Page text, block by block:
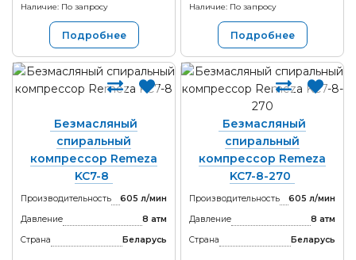
Наличие: По запросу
Подробнее
Наличие: По запросу
Подробнее
Безмасляный
спиральный
компрессор Remeza
KC7-8
Производительность
605 л/мин
Давление
8 атм
Страна
Беларусь
Безмасляный
спиральный
компрессор Remeza
KC7-8-270
Производительность
605 л/мин
Давление
8 атм
Страна
Беларусь